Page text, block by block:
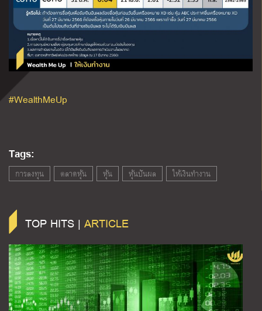
#WealthMeUp
Tags:
การลงทุน ตลาดหุ้น หุ้น หุ้นปันผล ให้เงินทำงาน
TOP HITS | ARTICLE